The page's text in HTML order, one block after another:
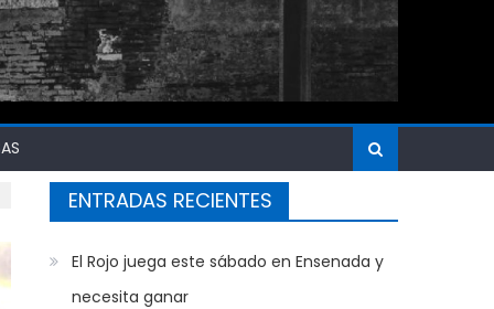
ENTRADAS RECIENTES
El Rojo juega este sábado en Ensenada y
necesita ganar